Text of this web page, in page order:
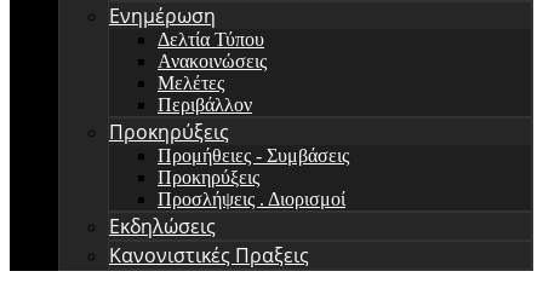
Ενημέρωση
Δελτία Τύπου
Ανακοινώσεις
Μελέτες
Περιβάλλον
Προκηρύξεις
Προμήθειες - Συμβάσεις
Προκηρύξεις
Προσλήψεις . Διορισμοί
Εκδηλώσεις
Κανονιστικές Πραξεις